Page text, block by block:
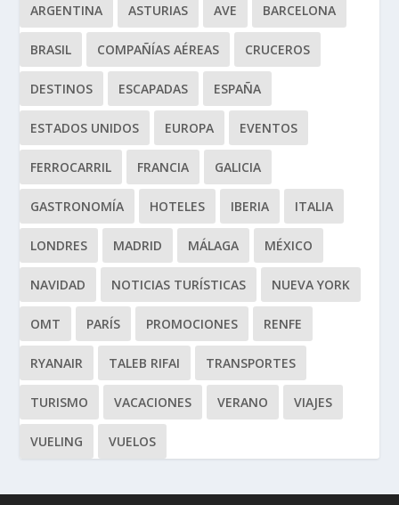
ARGENTINA ASTURIAS AVE BARCELONA
BRASIL COMPAÑÍAS AÉREAS CRUCEROS
DESTINOS ESCAPADAS ESPAÑA
ESTADOS UNIDOS EUROPA EVENTOS
FERROCARRIL FRANCIA GALICIA
GASTRONOMÍA HOTELES IBERIA ITALIA
LONDRES MADRID MÁLAGA MÉXICO
NAVIDAD NOTICIAS TURÍSTICAS NUEVA YORK
OMT PARÍS PROMOCIONES RENFE
RYANAIR TALEB RIFAI TRANSPORTES
TURISMO VACACIONES VERANO VIAJES
VUELING VUELOS